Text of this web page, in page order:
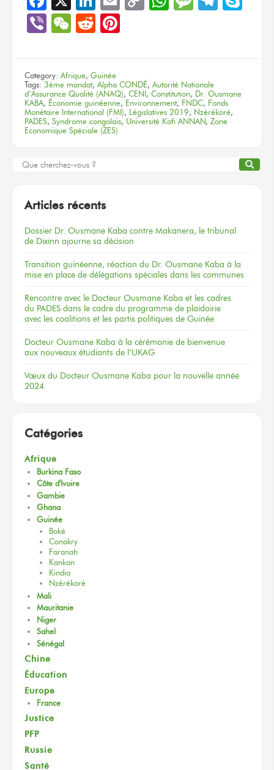
ViberWeChat
Reddit
Category: Afrique, Guinée
Tags: 3ème mandat, Alpha CONDÉ, Autorité Nationale
d’Assurance Qualité (ANAQ), CENI , Constitution, Dr. Ousmane
KABA, Économie guinéenne, Environnement, FNDC, Fonds
Monétaire International (FMI), Législatives 2019, Nzérékoré,
PADES, Syndrome congolais, Université Kofi ANNAN, Zone
Economique Spéciale (ZES)
Articles récents
Dossier Dr. Ousmane Kaba contre Makanera, le tribunal
de Dixinn ajourne sa décision
Transition guinéenne, réaction du Dr. Ousmane Kaba à la
mise en place de délégations spéciales dans les communes
Rencontre avec le Docteur Ousmane Kaba et les cadres
du PADES dans le cadre du programme de plaidoirie
avec les coalitions et les partis politiques de Guinée
Docteur Ousmane Kaba à la cérémonie de bienvenue
aux nouveaux étudiants de l’UKAG
Vœux du Docteur Ousmane Kaba pour la nouvelle année
2024
Catégories
Afrique
Burkina Faso
Côte d'Ivoire
Gambie
Ghana
Guinée
Boké
Conakry
Faranah
Kankan
Kindia
Nzérékoré
Mali
Mauritanie
Niger
Sahel
Sénégal
Chine
Éducation
Europe
France
Justice
PFP
Russie
Santé